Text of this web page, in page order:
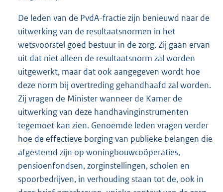
De leden van de PvdA-fractie zijn benieuwd naar de
uitwerking van de resultaatsnormen in het
wetsvoorstel goed bestuur in de zorg. Zij gaan ervan
uit dat niet alleen de resultaatsnorm zal worden
uitgewerkt, maar dat ook aangegeven wordt hoe
deze norm bij overtreding gehandhaafd zal worden.
Zij vragen de Minister wanneer de Kamer de
uitwerking van deze handhavinginstrumenten
tegemoet kan zien. Genoemde leden vragen verder
hoe de effectieve borging van publieke belangen die
afgestemd zijn op woningbouwcoöperaties,
pensioenfondsen, zorginstellingen, scholen en
spoorbedrijven, in verhouding staan tot de, ook in